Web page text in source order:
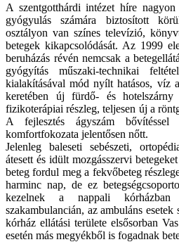
A szentgotthárdi intézet híre
gyógyulás számára biztosított
osztályon van színes televízió,
betegek kikapcsolódását. Az 1999
beruházás révén nemcsak a
gyógyítás műszaki-technikai
kialakításával mód nyílt hatásos, víz
keretében új fürdő- és
fizikoterápiai részleg, teljesen új a
A fejlesztés ágyszám
komfortfokozata jelentősen nőtt.
Jelenleg baleseti sebészeti,
átesett és idült mozgásszervi
beteg fordul meg a fekvőbeteg
harminc nap, de ez
kezelnek a nappali
szakambulancián, az ambuláns
kórház ellátási területe elsősorban
esetén más megyékből is fogadnak